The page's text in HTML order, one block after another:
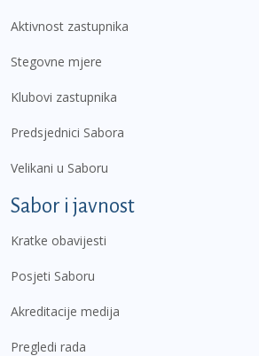
Aktivnost zastupnika
Stegovne mjere
Klubovi zastupnika
Predsjednici Sabora
Velikani u Saboru
Sabor i javnost
Kratke obavijesti
Posjeti Saboru
Akreditacije medija
Pregledi rada